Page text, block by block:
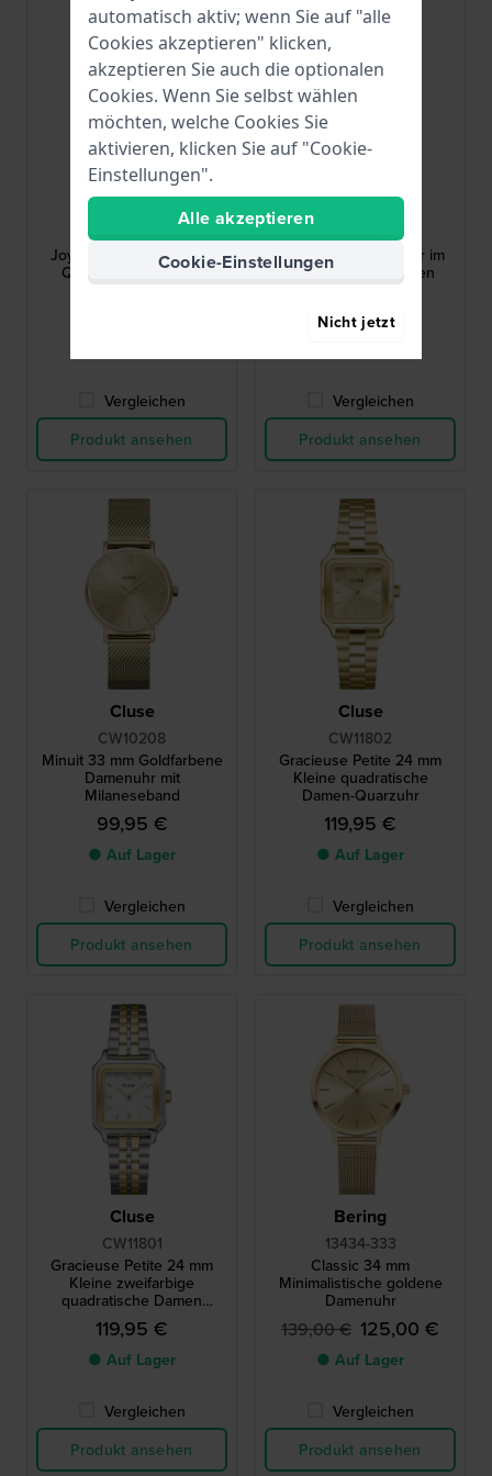
Calvin Klein
Joyful 30 mm Modische
Quarzuhr für Damen
Vergleichen
Produkt ansehen
Danish Design
Pico 32 mm Quarzuhr im
silbernen und grünen
Damen-Design
159,00 €
Vergleichen
Produkt ansehen
Cluse
CW10208
Minuit 33 mm Goldfarbene
Damenuhr mit
Milaneseband
99,95 €
● Auf Lager
Vergleichen
Produkt ansehen
Cluse
CW11802
Gracieuse Petite 24 mm
Kleine quadratische
Damen-Quarzuhr
119,95 €
● Auf Lager
Vergleichen
Produkt ansehen
Cluse
CW11801
Gracieuse Petite 24 mm
Kleine zweifarbige
quadratische Damen
Quarzuhr
119,95 €
● Auf Lager
Vergleichen
Produkt ansehen
Bering
13434-333
Classic 34 mm
Minimalistische goldene
Damenuhr
139,00 € 125,00 €
● Auf Lager
Vergleichen
Produkt ansehen
automatisch aktiv; wenn Sie auf "alle
Cookies akzeptieren" klicken,
akzeptieren Sie auch die optionalen
Cookies. Wenn Sie selbst wählen
möchten, welche Cookies Sie
aktivieren, klicken Sie auf "Cookie-
Einstellungen".
Alle akzeptieren
Cookie-Einstellungen
Nicht jetzt